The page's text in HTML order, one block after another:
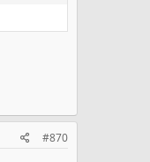
#870